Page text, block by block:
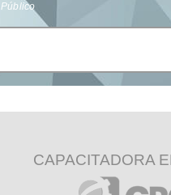
Público
CAPACITADORA